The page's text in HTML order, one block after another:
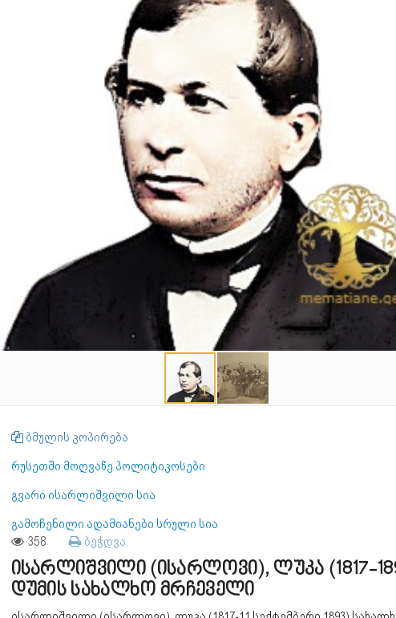
ბმულის კოპირება
რუსეთში მოღვაწე პოლიტიკოსები
გვარი ისარლიშვილი სია
გამოჩენილი ადამიანები სრული სია
358 ბეჭდვა
ისარლიშვილი (ისარლოვი), ლუკა (1817-
დუმის სახალხო მრჩეველი